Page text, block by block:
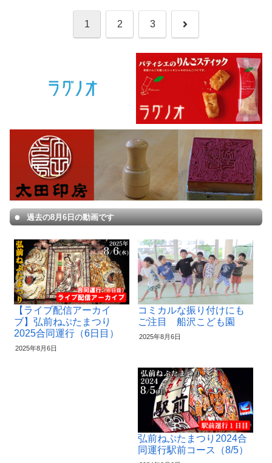
1 2 3 次
へ
過去の8月6日の動画です
【ライブ配信アーカイ
ブ】弘前ねぷたまつり
2025合同運行（6日目）
2025年8月6日
コミカルな振り付けにも
ご注目 船沢こども園
2025年8月6日
弘前ねぷたまつり2024合
同運行駅前コース（8/5）